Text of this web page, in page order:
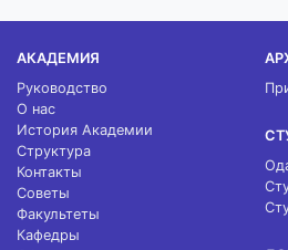
АКАДЕМИЯ
Руководство
О нас
История Академии
Структура
Контакты
Советы
Факультеты
Кафедры